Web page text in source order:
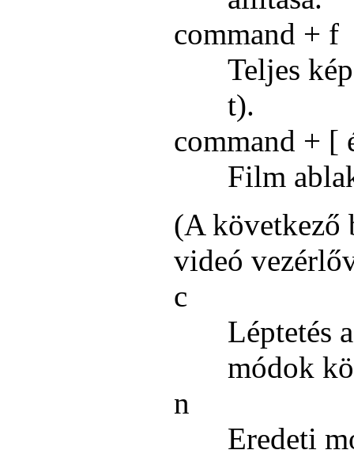
command + f
Teljes
t).
command + [
Film
(A következő
videó
c
Léptetés
módok
n
Eredeti